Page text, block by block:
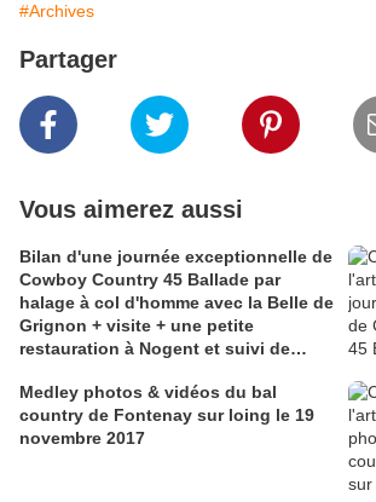
#Archives
Partager
Vous aimerez aussi
Bilan d'une journée exceptionnelle de
Cowboy Country 45 Ballade par
halage à col d'homme avec la Belle de
Grignon + visite + une petite
restauration à Nogent et suivi de
Medley photos & vidéos du bal
country de Fontenay sur loing le 19
novembre 2017